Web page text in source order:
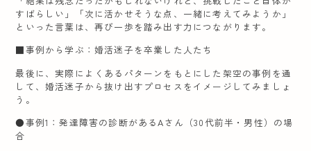
すばらしい」「次に活かせそうな点、一緒に考えてみようか」
といった言葉は、再び一歩を踏み出す力につながります。
■事例から学ぶ：婚活迷子を卒業した人たち
最後に、実際によくあるパターンをもとにした架空の事例を通
して、婚活迷子から抜け出すプロセスをイメージしてみましょ
う。
●事例1：発達障害の診断があるAさん（30代前半・男性）の場
合